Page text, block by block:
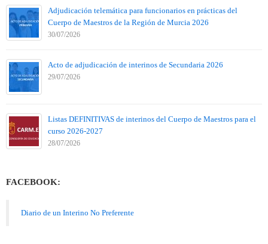
Adjudicación telemática para funcionarios en prácticas del
Cuerpo de Maestros de la Región de Murcia 2026
30/07/2026
Acto de adjudicación de interinos de Secundaria 2026
29/07/2026
Listas DEFINITIVAS de interinos del Cuerpo de Maestros para el
curso 2026-2027
28/07/2026
FACEBOOK:
Diario de un Interino No Preferente